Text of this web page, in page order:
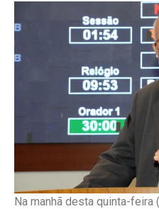
Na manhã desta quinta-